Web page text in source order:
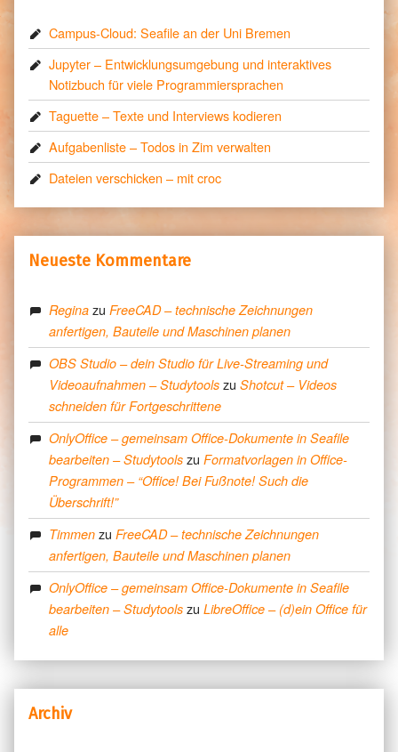
Campus-Cloud: Seafile an der Uni Bremen
Jupyter – Entwicklungsumgebung und interaktives
Notizbuch für viele Programmiersprachen
Taguette – Texte und Interviews kodieren
Aufgabenliste – Todos in Zim verwalten
Dateien verschicken – mit croc
Neueste Kommentare
Regina zuFreeCAD – technische Zeichnungen
anfertigen, Bauteile und Maschinen planen
OBS Studio – dein Studio für Live-Streaming und
Videoaufnahmen – Studytools zuShotcut – Videos
schneiden für Fortgeschrittene
OnlyOffice – gemeinsam Office-Dokumente in Seafile
bearbeiten – Studytools zuFormatvorlagen in Office-
Programmen – “Office! Bei Fußnote! Such die
Überschrift!”
Timmen zuFreeCAD – technische Zeichnungen
anfertigen, Bauteile und Maschinen planen
OnlyOffice – gemeinsam Office-Dokumente in Seafile
bearbeiten – Studytools zuLibreOffice – (d)ein Office für
alle
Archiv